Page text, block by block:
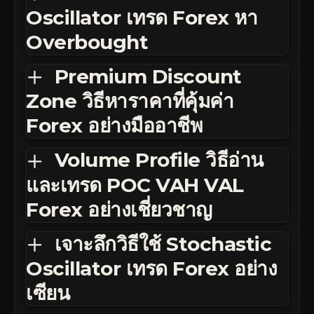
Oscillator เทรด Forex หา
Overbought
Premium Discount
Zone วิธีหาราคาที่คุ้มค่า
Forex อย่างมืออาชีพ
Volume Profile วิธีอ่าน
และเทรด POC VAH VAL
Forex อย่างเชี่ยวชาญ
เจาะลึกวิธีใช้ Stochastic
Oscillator เทรด Forex อย่าง
เซียน